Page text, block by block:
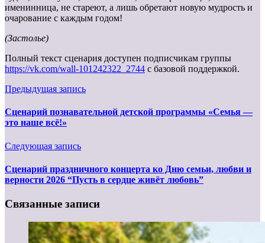
именинница, не стареют, а лишь обретают новую мудрость и
очарование с каждым годом!
(Застолье)
Полный текст сценария доступен подписчикам группы
https://vk.com/wall-101242322_2744 с базовой поддержкой.
Предыдущая запись
Сценарий познавательной детской программы «Семья —
это наше всё!»
Следующая запись
Сценарий праздничного концерта ко Дню семьи, любви и
верности 2026 “Пусть в сердце живёт любовь”
Связанные записи